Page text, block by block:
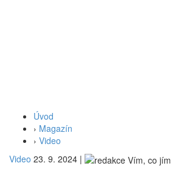
Úvod
› Magazín
› Video
Video 23. 9. 2024 |